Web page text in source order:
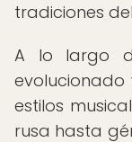
tradiciones
A lo largo
estilos
rusa hasta